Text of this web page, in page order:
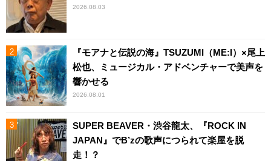
2026.08.03
『モアナと伝説の海』TSUZUMI（ME:I）×尾上
松也、ミュージカル・アドベンチャーで美声を
響かせる
2026.08.01
SUPER BEAVER・渋谷龍太、『ROCK IN
JAPAN』でB’zの歌声につられて楽屋を脱
走！？